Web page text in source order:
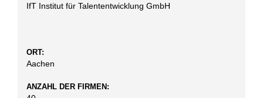
IfT Institut für Talententwicklung GmbH
ORT:
Aachen
ANZAHL DER FIRMEN: